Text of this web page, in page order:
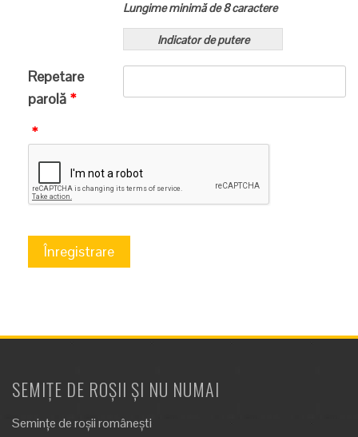
Lungime minimă de 8 caractere
Indicator de putere
Repetare
parolă *
*
SEMIȚE DE ROȘII ȘI NU NUMAI
Semințe de roșii românești